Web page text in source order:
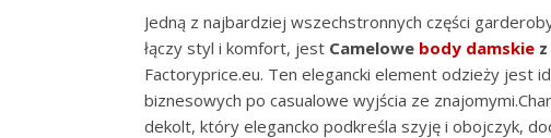
Jedną z najbardziej wszechstronnych części
łączy styl i komfort, jest Camelowe body damskie
Factoryprice.eu. Ten elegancki element odzieży jest
biznesowych po casualowe wyjścia ze
dekolt, który elegancko podkreśla szyję i obojczyk,